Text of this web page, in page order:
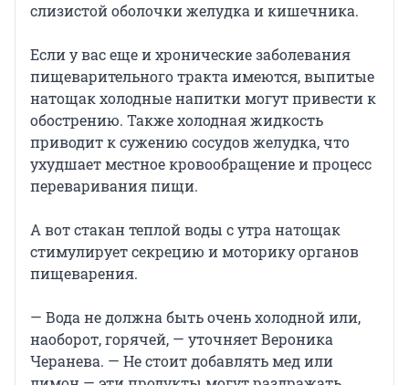
слизистой оболочки желудка и кишечника.
Если у вас еще и хронические заболевания
пищеварительного тракта имеются, выпитые
натощак холодные напитки могут привести к
обострению. Также холодная жидкость
приводит к сужению сосудов желудка, что
ухудшает местное кровообращение и процесс
переваривания пищи.
А вот стакан теплой воды с утра натощак
стимулирует секрецию и моторику органов
пищеварения.
— Вода не должна быть очень холодной или,
наоборот, горячей, — уточняет Вероника
Черанева. — Не стоит добавлять мед или